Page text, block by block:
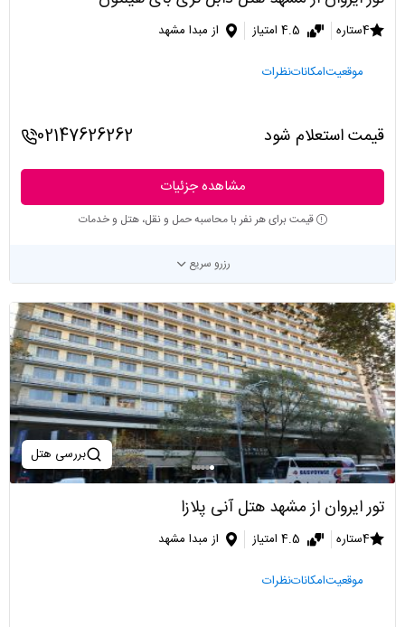
4ستاره 4.5 امتیاز از مبدا مشهد
موقعیتامکاناتنظرات
قیمت استعلام شود 02147626262
مشاهده جزئیات
قیمت برای هر نفر با محاسبه حمل و نقل، هتل و خدمات
رزرو سریع
بررسی هتل
تور ایروان از مشهد هتل آنی پلازا
4ستاره 4.5 امتیاز از مبدا مشهد
موقعیتامکاناتنظرات